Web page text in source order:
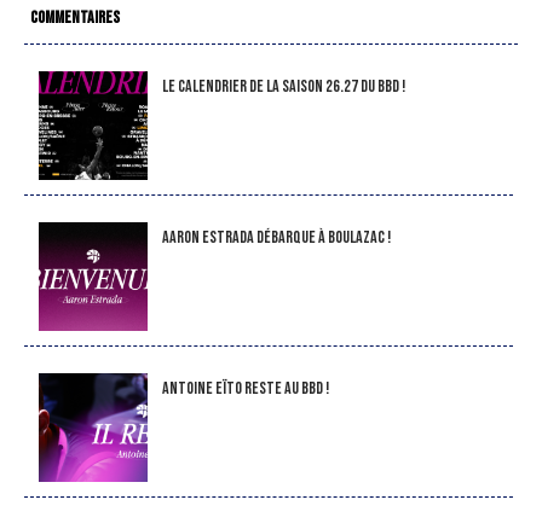
COMMENTAIRES
LE CALENDRIER DE LA SAISON 26.27 DU BBD !
Aaron Estrada débarque à Boulazac !
Antoine Eïto reste au BBD !